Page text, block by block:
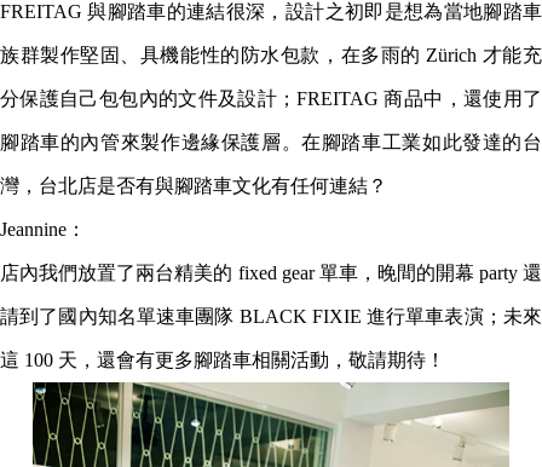
FREITAG 與腳踏車的連結很深，設計之初即是想為當地腳踏車
族群製作堅固、具機能性的防水包款，在多雨的 Zürich 才能充
分保護自己包包內的文件及設計；FREITAG 商品中，還使用了
腳踏車的內管來製作邊緣保護層。在腳踏車工業如此發達的台
灣，台北店是否有與腳踏車文化有任何連結？
Jeannine：
店內我們放置了兩台精美的 fixed gear 單車，晚間的開幕 party 還
請到了國內知名單速車團隊 BLACK FIXIE 進行單車表演；未來
這 100 天，還會有更多腳踏車相關活動，敬請期待！